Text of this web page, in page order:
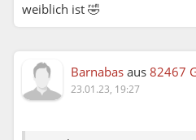
weiblich ist 🤣
Barnabas aus 82467
23.01.23, 19:27